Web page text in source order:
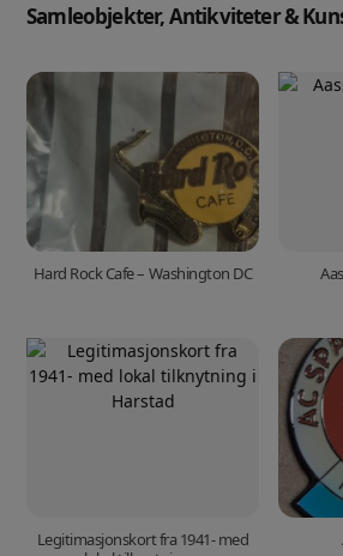
Samleobjekter, Antikviteter &
Hard Rock Cafe – Washington DC
Legitimasjonskort fra 1941- med